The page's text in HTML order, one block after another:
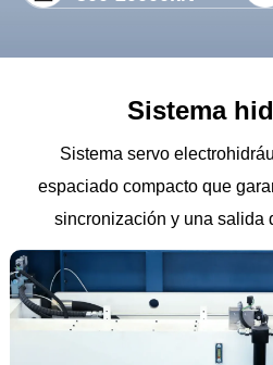
Sistema
Sistema servo
espaciado compacto que
sincronización y una salida